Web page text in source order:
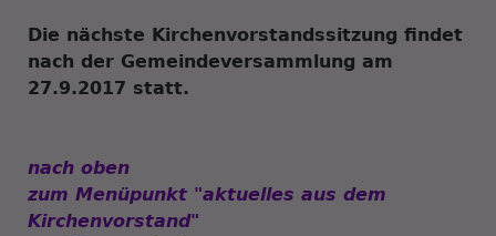
Die nächste Kirchenvorstandssitzung findet
nach der Gemeindeversammlung am
27.9.2017 statt.
nach oben
zum Menüpunkt "aktuelles aus dem
Kirchenvorstand"